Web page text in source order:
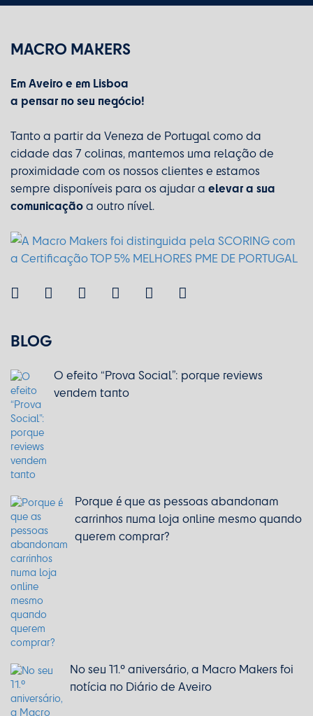
MACRO MAKERS
Em Aveiro e em Lisboa
a pensar no seu negócio!
Tanto a partir da Veneza de Portugal como da
cidade das 7 colinas, mantemos uma relação de
proximidade com os nossos clientes e estamos
sempre disponíveis para os ajudar a elevar a sua
comunicaçãoa outro nível.
BLOG
O efeito “Prova Social”: porque reviews
vendem tanto
Porque é que as pessoas abandonam
carrinhos numa loja online mesmo quando
querem comprar?
No seu 11.º aniversário, a Macro Makers foi
notícia no Diário de Aveiro